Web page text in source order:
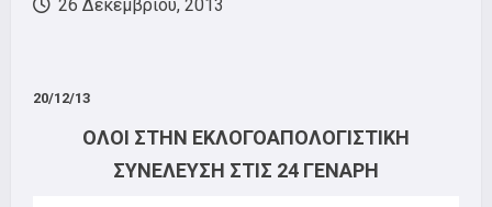
26 Δεκεμβρίου, 2013
20/12/13
ΟΛΟΙ ΣΤΗΝ ΕΚΛΟΓΟΑΠΟΛΟΓΙΣΤΙΚΗ
ΣΥΝΕΛΕΥΣΗ ΣΤΙΣ 24 ΓΕΝΑΡΗ